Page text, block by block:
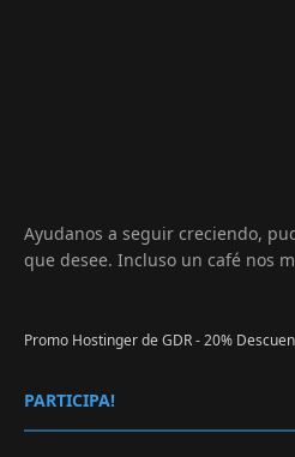
Ayudanos a seguir creciendo,
que desee. Incluso un café nos
Promo Hostinger de GDR - 20%
PARTICIPA!